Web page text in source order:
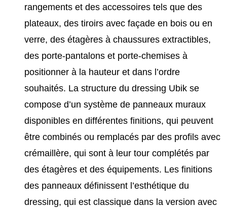
rangements et des accessoires tels que des
plateaux, des tiroirs avec façade en bois ou en
verre, des étagères à chaussures extractibles,
des porte-pantalons et porte-chemises à
positionner à la hauteur et dans l’ordre
souhaités. La structure du dressing Ubik se
compose d’un système de panneaux muraux
disponibles en différentes finitions, qui peuvent
être combinés ou remplacés par des profils avec
crémaillère, qui sont à leur tour complétés par
des étagères et des équipements. Les finitions
des panneaux définissent l’esthétique du
dressing, qui est classique dans la version avec